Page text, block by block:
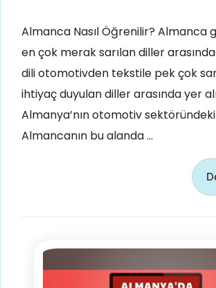
Almanca Nasıl Öğrenilir? Almanca
en çok merak sarılan diller
dili otomotivden tekstile pek çok
ihtiyaç duyulan diller arasında yer
Almanya’nın otomotiv
Almancanın bu alanda …